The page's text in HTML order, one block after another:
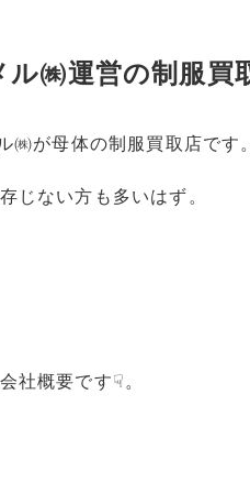
㈱運営の制服買
㈱が母体の制服買取店です
じない方も多いはず。
社概要です☟。